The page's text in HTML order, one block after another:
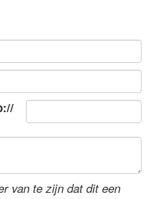
van te zijn dat dit een